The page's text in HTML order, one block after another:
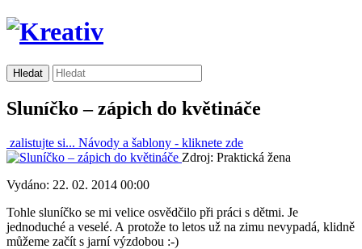
Sluníčko – zápich do květináče
zalistujte si... Návody a šablony - kliknete zde
Zdroj: Praktická žena
Vydáno: 22. 02. 2014 00:00
Tohle sluníčko se mi velice osvědčilo při práci s dětmi. Je
jednoduché a veselé. A protože to letos už na zimu nevypadá, klidně
můžeme začít s jarní výzdobou :-)